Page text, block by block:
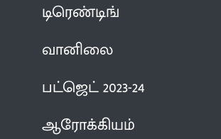
டிரெண்டிங்
வானிலை
பட்ஜெட் 2023-24
ஆரோக்கியம்